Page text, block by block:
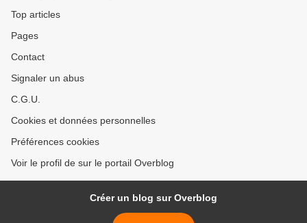
Top articles
Pages
Contact
Signaler un abus
C.G.U.
Cookies et données personnelles
Préférences cookies
Voir le profil de sur le portail Overblog
Créer un blog sur Overblog